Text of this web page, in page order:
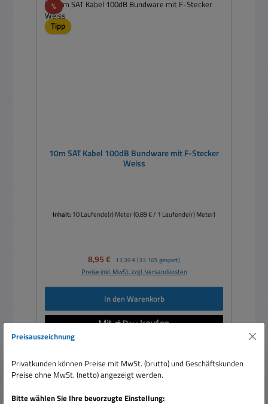
%Rabatt
Tipp
10m SAT Kabel 100dB Bundware mit F-Stecker
Weiss
Inhalt: 10 Laufende(r) Meter(0,89 € / 1 Laufende(r) Meter)
Verkaufspreis:
8,95 € Regulärer Preis:
13,39 € (33.16% gespart)
Preise inkl. MwSt. zzgl. Versandkosten
In den Warenkorb
%Rabatt
Preisauszeichnung
Privatkunden können Preise mit MwSt. (brutto) und Geschäftskunden
Preise ohne MwSt. (netto) angezeigt werden.
Bitte wählen Sie Ihre bevorzugte Einstellung: